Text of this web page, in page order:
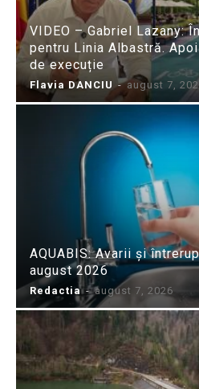
VIDEO – Gabriel Lazany:
pentru Linia Albastră.
de execuție
Flavia DANCIU - august 7,
AQUABIS: Avarii și
august 2026
Redactia - august 7, 2026